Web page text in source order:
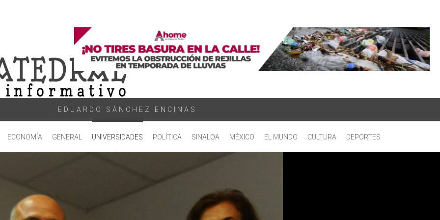
EDUARDO SÁNCHEZ ENCINAS
ECONOMÍA GENERAL UNIVERSIDADES POLÍTICA SINALOA MÉXICO EL MUNDO CULTURA DEPORTES